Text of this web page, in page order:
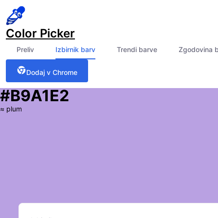
Color Picker
Preliv Izbirnik barv Trendi barve Zgodovina
Dodaj v Chrome
#B9A1E2
≈ plum